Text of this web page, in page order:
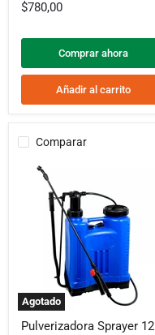
5
Lts
$780,00
Comprar ahora
Añadir al carrito
Comparar
Agotado
Sprayer
Pulverizadora Sprayer 12